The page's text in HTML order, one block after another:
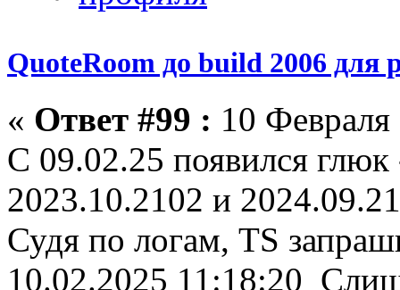
QuoteRoom до build 2006 для
« Ответ #99 : 10
С 09.02.25 появился глюк
2023.10.2102 и
Судя по логам, TS
10.02.2025 11:18:20